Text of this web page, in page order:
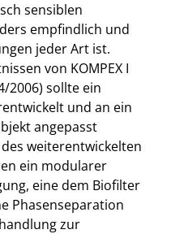
sensiblen
empfindlich und
jeder Art ist.
von KOMPEX I
2006) sollte ein
und an ein
angepasst
weiterentwickelten
ein modularer
eine dem Biofilter
Phasenseparation
zur